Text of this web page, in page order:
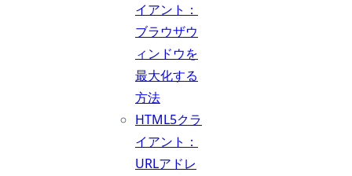
イアント：
ブラウザウ
ィンドウを
最大化する
方法
HTML5クラ
イアント：
URLアドレ